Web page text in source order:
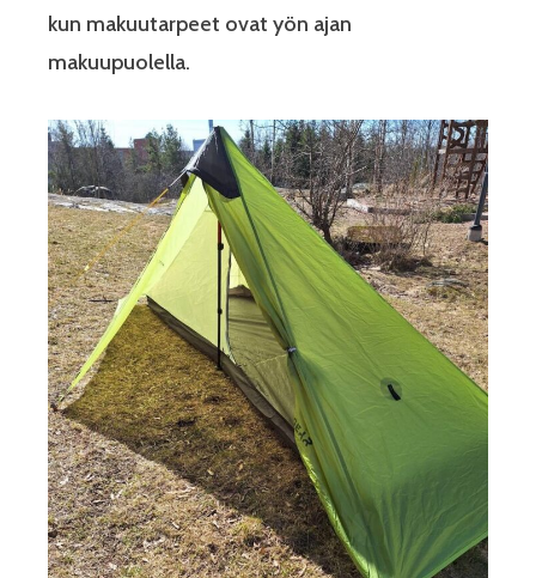
kun makuutarpeet ovat yön ajan
makuupuolella.